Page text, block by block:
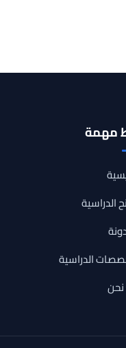
مهمة
الدراسية
الدراسية